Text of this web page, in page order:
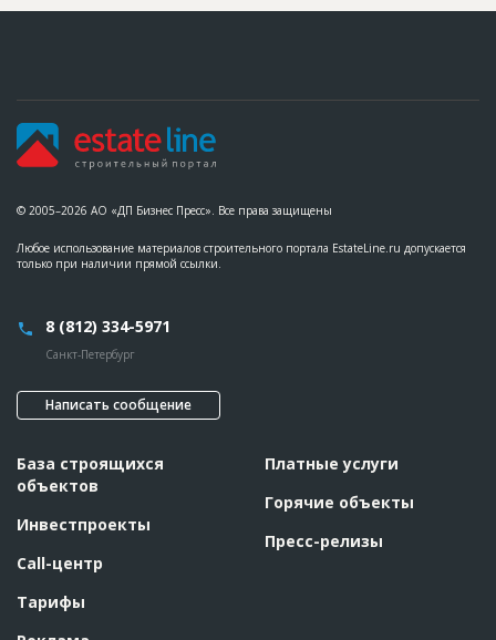
© 2005–2026 АО «ДП Бизнес Пресс». Все права защищены
Любое использование материалов строительного портала EstateLine.ru допускается
только при наличии прямой ссылки.
8 (812) 334-5971
Санкт-Петербург
Написать сообщение
База строящихся
объектов
Инвестпроекты
Call-центр
Тарифы
Платные услуги
Горячие объекты
Пресс-релизы